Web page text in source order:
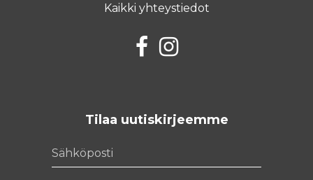
Kaikki yhteystiedot
FacebookInstagram
Tilaa uutiskirjeemme